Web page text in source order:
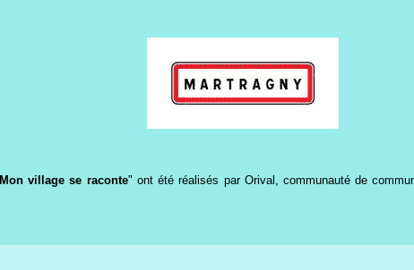
Mon village se raconte" ont été réalisés par Orival, communauté de